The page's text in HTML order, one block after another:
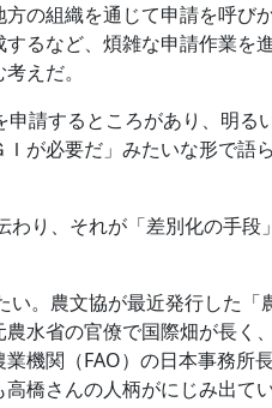
の組織を通じて申請を呼び
るなど、煩雑な申請作業を
えだ。
請するところがあり、明る
が必要だ」みたいな形で
り、それが「差別化の手段
。農文協が最近発行した「
水省の官僚で国際畑が長く
業機関（FAO）の日本事務
橋さんの人柄がにじみ出て